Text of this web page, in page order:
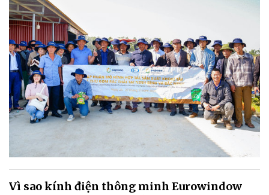
Vì sao kính điện thông minh Eurowindow